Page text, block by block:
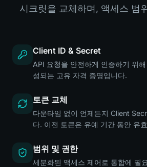
시크릿을 교체하며, 액세스 범
Client ID & Secret
API 요청을 안전하게 인증하기 위
성되는 고유 자격 증명입니다.
토큰 교체
다운타임 없이 언제든지 Client
다. 이전 토큰은 유예 기간 동안 유
범위 및 권한
세분화된 액세스 제어로 통합에 필